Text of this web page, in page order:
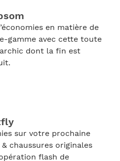
en matière de
gamme avec cette toute
dont la fin est
sur votre prochaine
chaussures originales
flash de